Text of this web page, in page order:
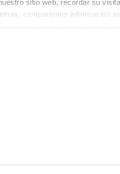
sitio web, recordar su
compartimos información
recopilado a partir del uso que
de una experiencia